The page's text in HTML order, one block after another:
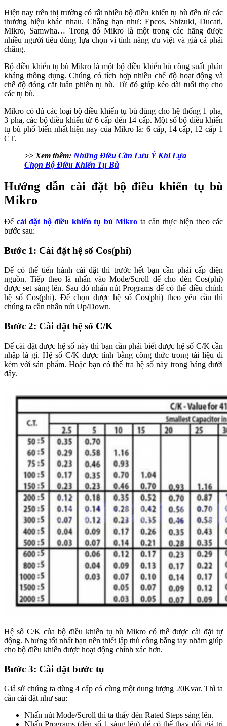
Hiện nay trên thị trường có rất nhiều bộ điều khiển tụ bù đến từ các
thương hiệu khác nhau. Chẳng hạn như: Epcos, Shizuki, Ducati,
Mikro, Samwha… Trong đó Mikro là một trong các hãng được
nhiều người tiêu dùng lựa chọn vì tính năng ưu việt và giá cả phải
chăng.
Bộ điều khiển tụ bù Mikro là một bộ điều khiển bù công suất phản
kháng thông dụng. Chúng có tích hợp nhiều chế độ hoạt động và
chế độ đóng cắt luân phiên tụ bù. Từ đó giúp kéo dài tuổi thọ cho
các tụ bù.
Mikro có đủ các loại bộ điều khiển tụ bù dùng cho hệ thống 1 pha,
3 pha, các bộ điều khiển từ 6 cấp đến 14 cấp. Một số bộ điều khiển
tụ bù phổ biến nhất hiện nay của Mikro là: 6 cấp, 14 cấp, 12 cấp 1
CT.
>> Xem thêm: Những Điều Cần Lưu Ý Khi Lựa
Chọn Bộ Điều Khiển Tụ Bù
Hướng dẫn cài đặt bộ điều khiển tụ bù
Mikro
Để cài đặt bộ điều khiển tụ bù Mikro ta cần thực hiện theo các
bước sau:
Bước 1: Cài đặt hệ số Cos(phi)
Để có thể tiến hành cài đặt thì trước hết bạn cần phải cấp điện
nguồn. Tiếp theo là nhấn vào Mode/Scroll để cho đèn Cos(phi)
được set sáng lên. Sau đó nhấn nút Programs để có thể điều chỉnh
hệ số Cos(phi). Để chọn được hệ số Cos(phi) theo yêu cầu thì
chúng ta cần nhấn nút Up/Down.
Bước 2: Cài đặt hệ số C/K
Để cài đặt được hệ số này thì bạn cần phải biết được hệ số C/K cần
nhập là gì. Hệ số C/K được tính bằng công thức trong tài liệu đi
kèm với sản phẩm. Hoặc bạn có thể tra hệ số này trong bảng dưới
đây.
Hệ số C/K của bộ điều khiển tụ bù Mikro có thể được cài đặt tự
động. Nhưng tốt nhất bạn nên thiết lập thủ công bằng tay nhằm giúp
cho bộ điều khiển được hoạt động chính xác hơn.
Bước 3: Cài đặt bước tụ
Giả sử chúng ta dùng 4 cấp có cùng một dung lượng 20Kvar. Thì ta
cần cài đặt như sau:
Nhấn nút Mode/Scroll thì ta thấy đèn Rated Steps sáng lên.